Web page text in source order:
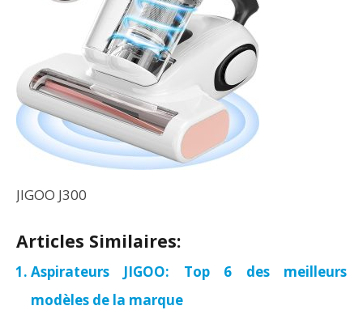
JIGOO J300
Articles Similaires:
Aspirateurs JIGOO: Top 6 des meilleurs
modèles de la marque